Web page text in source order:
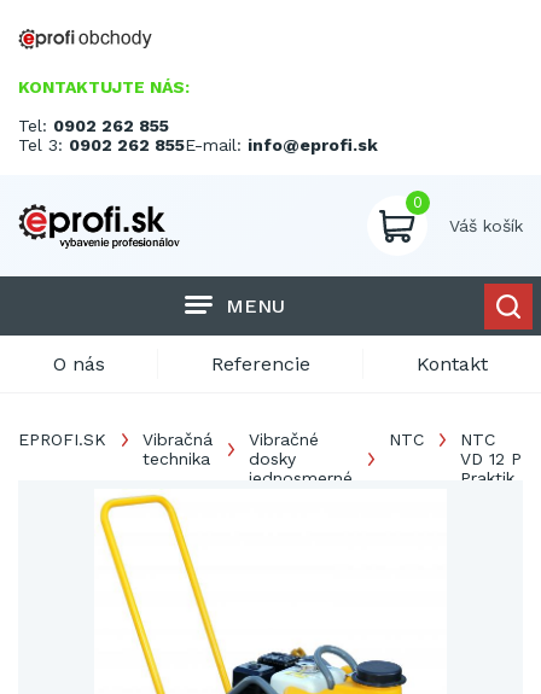
KONTAKTUJTE NÁS:
Tel: 0902 262 855
Tel 3: 0902 262 855E-mail: info@eprofi.sk
0
Váš košík
MENU
O nás Referencie Kontakt
EPROFI.SK
Vibračná
technika
Vibračné
dosky
jednosmerné
NTC
NTC
VD 12 P
Praktik